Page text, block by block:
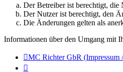
Der Betreiber ist berechtigt,
Der Nutzer ist berechtigt, den
Die Änderungen gelten als
Informationen über den Umgang mit
MC Richter GbR (Impressum